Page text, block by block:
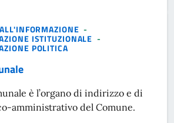
-
ISTITUZIONALE -
POLITICA
è l’organo di indirizzo e di
amministrativo del Comune.